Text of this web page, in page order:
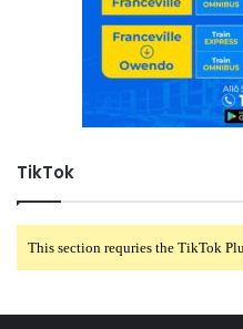
TikTok
This section requries the TikTok